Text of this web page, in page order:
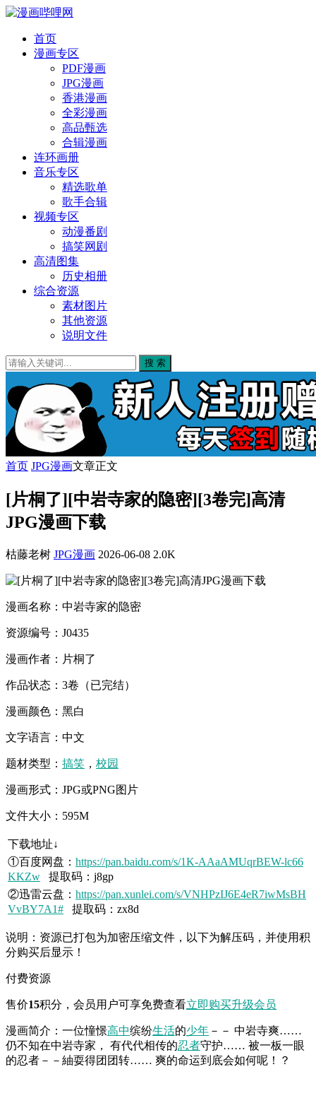
首页
漫画专区
PDF漫画
JPG漫画
香港漫画
全彩漫画
高品甄选
合辑漫画
连环画册
音乐专区
精选歌单
歌手合辑
视频专区
动漫番剧
搞笑网剧
高清图集
历史相册
综合资源
素材图片
其他资源
说明文件
搜 索
首页 JPG漫画文章正文
[片桐了][中岩寺家的隐密][3卷完]高清
JPG漫画下载
枯藤老树 JPG漫画 2026-06-08 2.0K
漫画名称：中岩寺家的隐密
资源编号：J0435
漫画作者：片桐了
作品状态：3卷（已完结）
漫画颜色：黑白
文字语言：中文
题材类型： 搞笑 ， 校园
漫画形式：JPG或PNG图片
文件大小：595M
下载地址↓
①百度网盘： https://pan.baidu.com/s/1K-AAaAMUqrBEW-lc66
KKZw 提取码：j8gp
②迅雷云盘： https://pan.xunlei.com/s/VNHPzIJ6E4eR7iwMsBH
VvBY7A1# 提取码：zx8d
说明：资源已打包为加密压缩文件，以下为解压码，并使用积
分购买后显示！
付费资源
售价15积分 ，会员用户可享免费查看立即购买升级会员
漫画简介：一位憧憬高中缤纷生活的少年 －－ 中岩寺爽……
仍不知在中岩寺家， 有代代相传的忍者守护…… 被一板一眼
的忍者－－紬耍得团团转…… 爽的命运到底会如何呢！？